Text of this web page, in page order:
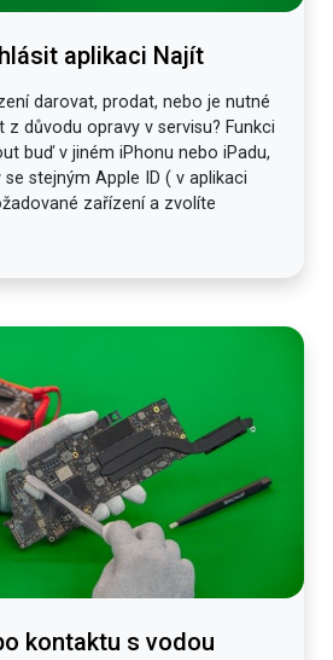
aplikaci Najít
darovat, prodat, nebo je nutné
z důvodu opravy v servisu? Funkci
buď v jiném iPhonu nebo iPadu,
stejným Apple ID ( v aplikaci
zařízení a zvolíte
kontaktu s vodou